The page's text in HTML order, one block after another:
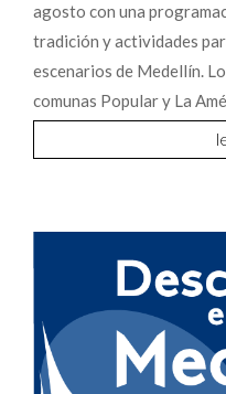
agosto con una
tradición y actividades
escenarios de Medellín.
comunas Popular y La